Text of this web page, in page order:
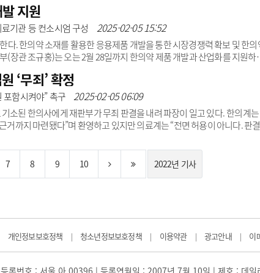
럼 한방의약품을 대량 생산하고, 불법적 방법으로 판매해 막대한 수익을
한 압수수색 영장을 집행하고 수년 간의 의약품 처방내역을 확보했다. 분
지원
기관 등 컨소시엄 구성 2025-02-05 15:52
다. 한의약 소재를 활용한 응용제품 개발을 통한 시장경쟁력 확보 및 한의
(장관 조규홍)는 오는 2월 28일까지 한의약 제품 개발과 산업화를 지원하
계에 걸쳐 맞춤형 서비스를 지원하는 집중지원 프로그램이다.지원분야는
의 의료기기 실증 등 4개 부문 15개 과제다.각 지원 내용은 ▲한약제제
기반으로 최첨단 과학기술을 융합한 제품 ..
‘무죄’ 확정
포함시켜야” 촉구 2025-02-05 06:09
소된 한의사에게 재판부가 무죄 판결을 내려 파장이 일고 있다. 한의계는
거까지 마련됐다”며 환영하고 있지만 의료계는 “전면 허용이 아니다. 판
판결 이후 검사가 상고하지 않아 무죄가 최종 확정된 것이다. 지난달 17
도 측정기를 사용한 A씨에 대해 1심 판결과 같은 무죄(벌금 200만원 약식
7 8 9 10 2022년 기사
개인정보보호정책 | 청소년정보보호정책 | 이용약관 | 광고안내 | 이
록번호 : 서울 아 00396 | 등록연월일 : 2007년 7월 10일 | 제호 : 데